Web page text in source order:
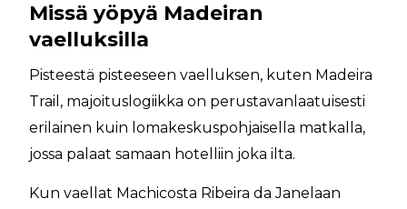
Missä yöpyä Madeiran
vaelluksilla
Pisteestä pisteeseen vaelluksen, kuten Madeira
Trail, majoituslogiikka on perustavanlaatuisesti
erilainen kuin lomakeskuspohjaisella matkalla,
jossa palaat samaan hotelliin joka ilta.
Kun vaellat Machicosta Ribeira da Janelaan